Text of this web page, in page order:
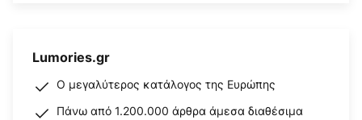
Lumories.gr
Ο μεγαλύτερος κατάλογος της Ευρώπης
Πάνω από 1.200.000 άρθρα άμεσα διαθέσιμα